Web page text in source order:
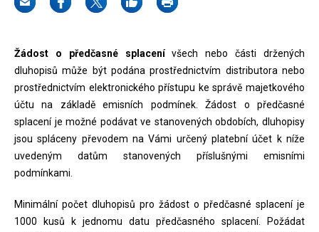
Žádost o předčasné splacenívšech nebo části držených
dluhopisů může být podána prostřednictvím distributora nebo
prostřednictvím elektronického přístupu ke správě majetkového
účtu na základě emisních podmínek. Žádost o předčasné
splacení je možné podávat ve stanovených obdobích, dluhopisy
jsou spláceny převodem na Vámi určený platební účet k níže
uvedeným datům stanovených příslušnými emisními
podmínkami.
Minimální počet dluhopisů pro žádost o předčasné splacení je
1000 kusů k jednomu datu předčasného splacení. Požádat